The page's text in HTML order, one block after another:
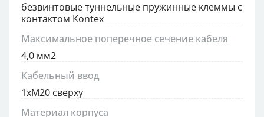
безвинтовые туннельные пружинные клеммы с
контактом Kontex
Максимальное поперечное сечение кабеля
4,0 мм2
Кабельный ввод
1xM20 сверху
Материал корпуса